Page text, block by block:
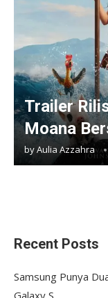
Trailer
Moana
byAulia Azzahra
Recent Posts
Samsung Punya
Galaxy S